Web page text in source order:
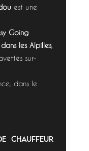
est une
Going
les Alpilles,
sur-
dans le
chauffeur